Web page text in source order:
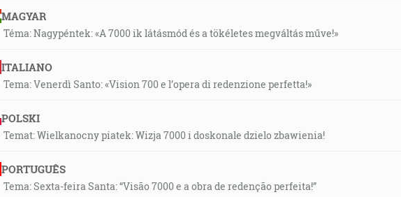
MAGYAR
Téma: Nagypéntek: «A 7000 ik látásmód és a tökéletes megváltás műve!»
ITALIANO
Tema: Venerdì Santo: «Vision 700 e l’opera di redenzione perfetta!»
POLSKI
Temat: Wielkanocny piatek: Wizja 7000 i doskonale dzielo zbawienia!
PORTUGUÊS
Tema: Sexta-feira Santa: “Visão 7000 e a obra de redenção perfeita!”